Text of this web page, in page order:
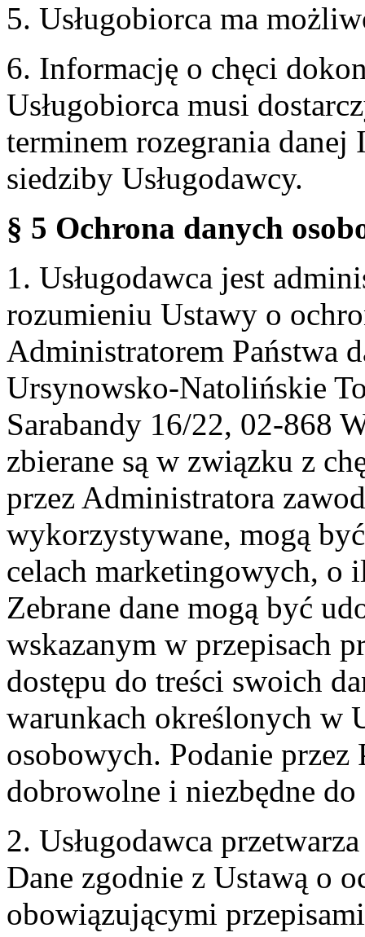
5. Usługobiorca ma
6. Informację o chęci
Usługobiorca musi
terminem rozegrania
siedziby Usługodawcy.
§ 5 Ochrona danych
1. Usługodawca jest
rozumieniu Ustawy o
Administratorem Państwa
Ursynowsko-Natolińskie
Sarabandy 16/22, 02-868
zbierane są w związku z
przez Administratora
wykorzystywane, mogą
celach marketingowych, o
Zebrane dane mogą być
wskazanym w przepisach
dostępu do treści swoich
warunkach określonych w
osobowych. Podanie przez
dobrowolne i niezbędne
2. Usługodawca
Dane zgodnie z Ustawą o
obowiązującymi